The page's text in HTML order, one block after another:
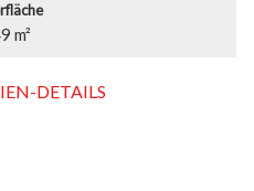
m²
DETAILS